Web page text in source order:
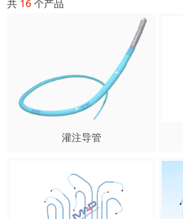
共 16 个产品
灌注导管